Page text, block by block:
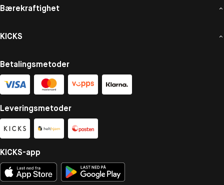
Bærekraftighet
KICKS
Betalingsmetoder
Leveringsmetoder
KICKS-app